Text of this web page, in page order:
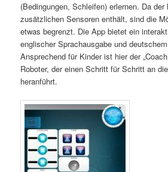
(Bedingungen, Schleifen) erlernen. Da
zusätzlichen Sensoren enthält, sind die
etwas begrenzt. Die App bietet ein
englischer Sprachausgabe und
Ansprechend für Kinder ist hier der
Roboter, der einen Schritt für Schritt an
heranführt.